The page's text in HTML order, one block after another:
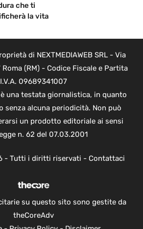
che ti
la vita
di NEXTMEDIAWEB SRL - Via
Roma (RM) - Codice Fiscale e Partita
I.V.A. 09689341007
una testata giornalistica, in quanto
senza alcuna periodicità. Non può
un prodotto editoriale ai sensi
n. 62 del 07.03.2001
- Tutti i diritti riservati - Contattaci
su questo sito sono gestite da
theCoreAdv